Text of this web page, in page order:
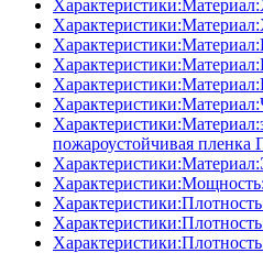
пожароустойчивая